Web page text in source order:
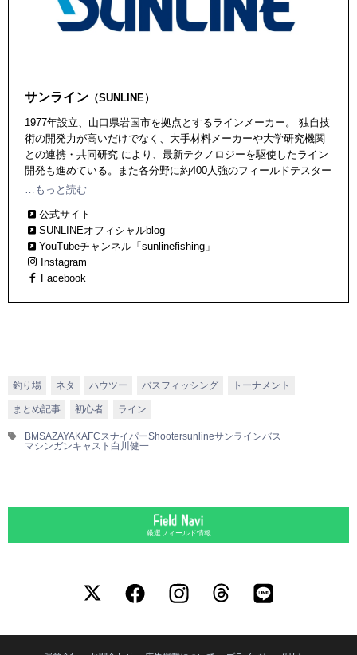
サンライン （SUNLINE）
1977年設立、山口県岩国市を拠点とするラインメーカー。 独自技
術の開発力が高いだけでなく、大手材料メーカーや大学研究機関
との連携・共同研究 により、最新テクノロジーを駆使したライン
開発も進めている。また各分野に約400人強のフィールドテスター
がおり、現場からのフィードバックも豊富。 最新テクノロジーが
らぶな、渓流など）のラインを続々と輩出中！
…もっと読む
公式サイト
SUNLINEオフィシャルblog
YouTubeチャンネル「sunlinefishing」
Instagram
Facebook
釣り場 ネタ ハウツー バスフィッシング トーナメント
まとめ記事 初心者 ライン
BMSAZAYAKAFCスナイパーShootersunlineサンラインバス
マシンガンキャスト 白川健一
厳選フィールド情報